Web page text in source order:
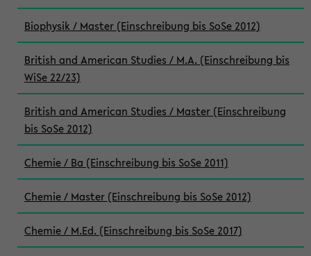
Biophysik / Master (Einschreibung bis SoSe 2012)
British and American Studies / M.A. (Einschreibung bis
WiSe 22/23)
British and American Studies / Master (Einschreibung
bis SoSe 2012)
Chemie / Ba (Einschreibung bis SoSe 2011)
Chemie / Master (Einschreibung bis SoSe 2012)
Chemie / M.Ed. (Einschreibung bis SoSe 2017)